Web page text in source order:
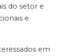
do setor e
e
em